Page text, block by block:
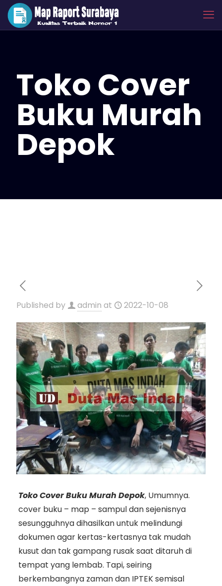
Toko Cover
Buku Murah
Depok
Published by admin at 2022-10-08
Toko Cover Buku Murah Depok, Umumnya.
cover buku – map – sampul dan sejenisnya
sesungguhnya dihasilkan untuk melindungi
dokumen agar kertas-kertasnya tak mudah
kusut dan tak gampang rusak saat ditaruh di
tempat yang lembab. Tapi, seiring
berkembangnya zaman dan IPTEK semisal